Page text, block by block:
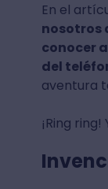
En el
nosotros
conocer
del
aventura
¡Ring